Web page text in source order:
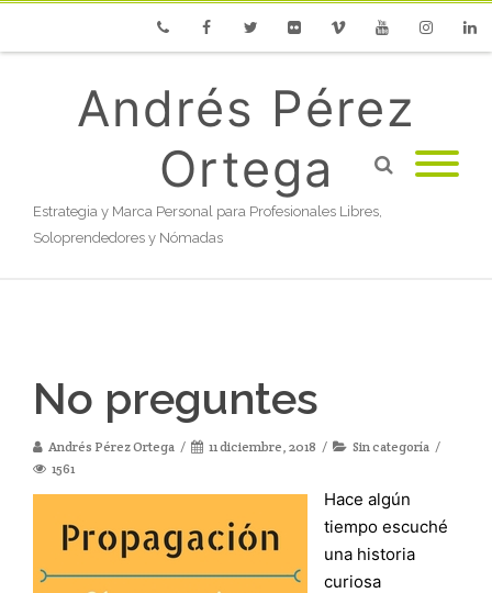
Andrés Pérez
Ortega
Estrategia y Marca Personal para Profesionales Libres,
Soloprendedores y Nómadas
No preguntes
Andrés Pérez Ortega 11 diciembre, 2018
Sin categoría
1561
Hace algún
tiempo escuché
una historia
curiosa